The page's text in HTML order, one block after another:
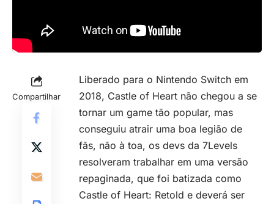
Compartilhar
Liberado para o Nintendo Switch em
2018, Castle of Heart não chegou a se
tornar um game tão popular, mas
conseguiu atrair uma boa legião de
fãs, não à toa, os devs da 7Levels
resolveram trabalhar em uma versão
repaginada, que foi batizada como
Castle of Heart: Retold e deverá ser